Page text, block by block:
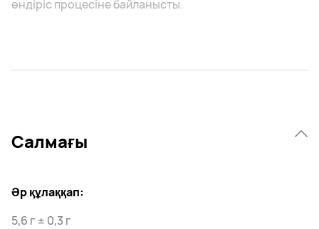
өндіріс процесіне байланысты.
Салмағы
Әр құлаққап:
5,6 г ± 0,3 г